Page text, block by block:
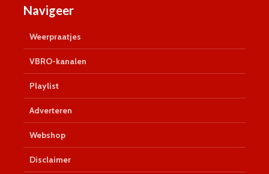
Navigeer
Weerpraatjes
VBRO-kanalen
Playlist
Adverteren
Webshop
Disclaimer